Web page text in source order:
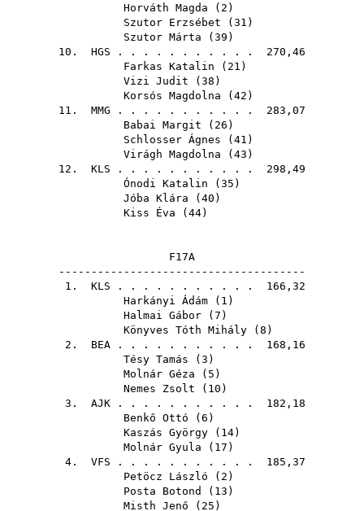
Horváth Magda ( 2 )
Szutor Erzsébet ( 31 )
Szutor Márta ( 39 )
10. HGS . . . . . . . . . . . 270,46
Farkas Katalin ( 21 )
Vizi Judit ( 38 )
Korsós Magdolna ( 42 )
11. MMG . . . . . . . . . . . 283,07
Babai Margit ( 26 )
Schlosser Ágnes ( 41 )
Virágh Magdolna ( 43 )
12. KLS . . . . . . . . . . . 298,49
Ónodi Katalin ( 35 )
Jóba Klára ( 40 )
Kiss Éva ( 44)
F17A
--------------------------------------
1. KLS . . . . . . . . . . . 166,32
Harkányi Ádám ( 1 )
Halmai Gábor ( 7 )
Könyves Tóth Mihály ( 8 )
2. BEA . . . . . . . . . . . 168,16
Tésy Tamás ( 3 )
Molnár Géza ( 5 )
Nemes Zsolt ( 10 )
3. AJK . . . . . . . . . . . 182,18
Benkő Ottó ( 6 )
Kaszás György ( 14)
Molnár Gyula ( 17 )
4. VFS . . . . . . . . . . . 185,37
Petöcz László ( 2 )
Posta Botond
( 13 )
Misth Jenő ( 25 )